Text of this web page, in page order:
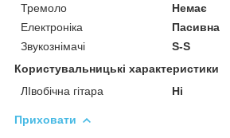
Тремоло
Немає
Електроніка
Пасивна
Звукознімачі
S-S
Користувальницькі характеристики
ЛІвобічна гітара
Ні
Приховати